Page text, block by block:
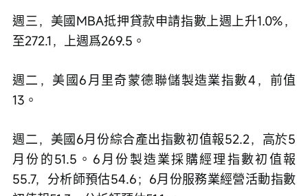
週三，美國MBA抵押貸款申請指數上週上升1.0%，
至272.1，上週爲269.5。
週二，美國6月里奇蒙德聯儲製造業指數4，前值
13。
週二，美國6月份綜合產出指數初值報52.2，高於5
月份的51.5。6月份製造業採購經理指數初值報
55.7，分析師預估54.6；6月份服務業經營活動指數